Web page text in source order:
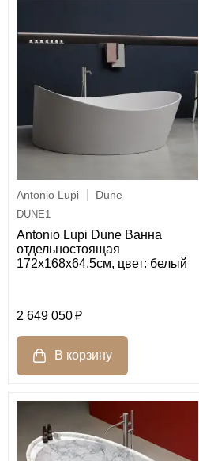
Antonio Lupi Dune
DUNE1
Antonio Lupi Dune Ванна
отдельностоящая
172х168х64.5см, цвет: белый
2 649 050